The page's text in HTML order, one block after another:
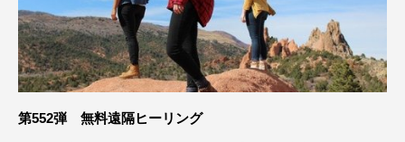
第552弾 無料遠隔ヒーリング